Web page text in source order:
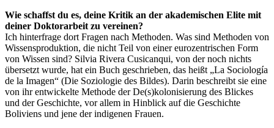
Wie schaffst du es, deine Kritik an der akademischen Elite mit
deiner Doktorarbeit zu vereinen?
Ich hinterfrage dort Fragen nach Methoden. Was sind Methoden von
Wissensproduktion, die nicht Teil von einer eurozentrischen Form
von Wissen sind? Silvia Rivera Cusicanqui, von der noch nichts
übersetzt wurde, hat ein Buch geschrieben, das heißt „La Sociología
de la Imagen“ (Die Soziologie des Bildes). Darin beschreibt sie eine
von ihr entwickelte Methode der De(s)kolonisierung des Blickes
und der Geschichte, vor allem in Hinblick auf die Geschichte
Boliviens und jene der indigenen Frauen.